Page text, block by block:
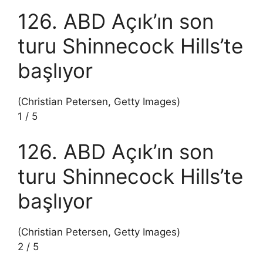
126. ABD Açık’ın son
turu Shinnecock Hills’te
başlıyor
(Christian Petersen, Getty Images)
1 / 5
126. ABD Açık’ın son
turu Shinnecock Hills’te
başlıyor
(Christian Petersen, Getty Images)
2 / 5